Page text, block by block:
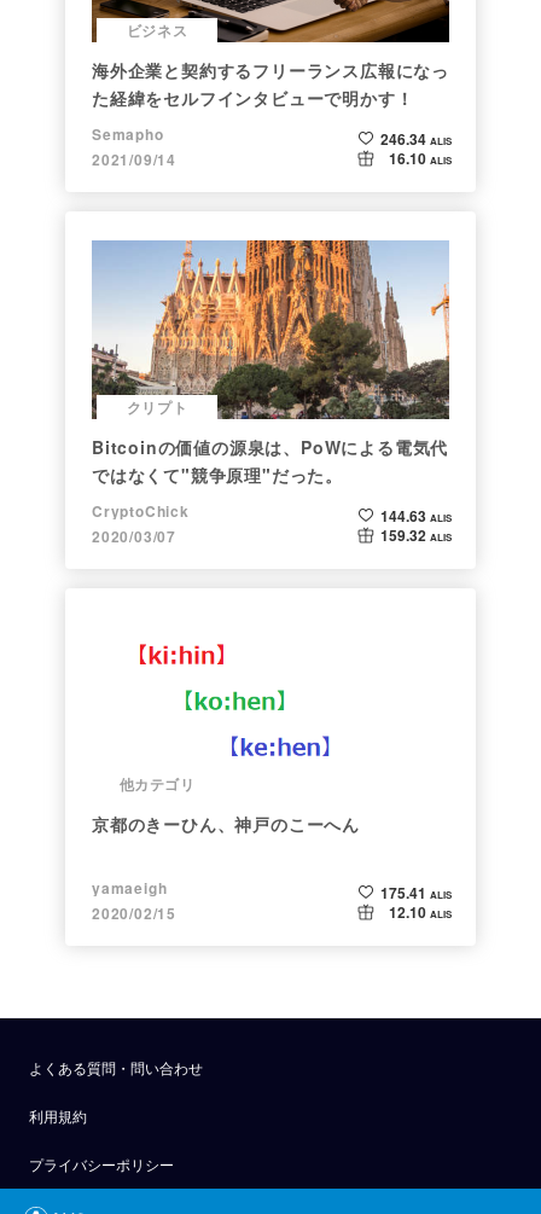
ビジネス
海外企業と契約するフリーランス広報になっ
た経緯をセルフインタビューで明かす！
Semapho
2021/09/14
246.34 ALIS
16.10 ALIS
クリプト
Bitcoinの価値の源泉は、PoWによる電気代
ではなくて"競争原理"だった。
CryptoChick
2020/03/07
144.63 ALIS
159.32 ALIS
他カテゴリ
京都のきーひん、神戸のこーへん
yamaeigh
2020/02/15
175.41 ALIS
12.10 ALIS
よくある質問・問い合わせ
利用規約
プライバシーポリシー